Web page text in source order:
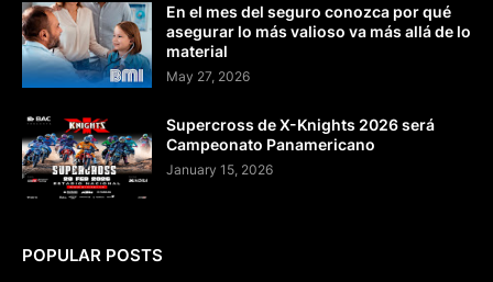
En el mes del seguro conozca por qué
asegurar lo más valioso va más allá de lo
material
May 27, 2026
Supercross de X-Knights 2026 será
Campeonato Panamericano
January 15, 2026
POPULAR POSTS